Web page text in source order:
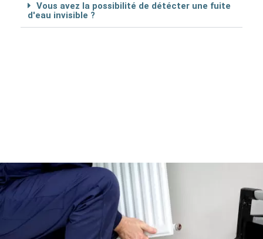
Vous avez la possibilité de détécter une fuite
d'eau invisible ?